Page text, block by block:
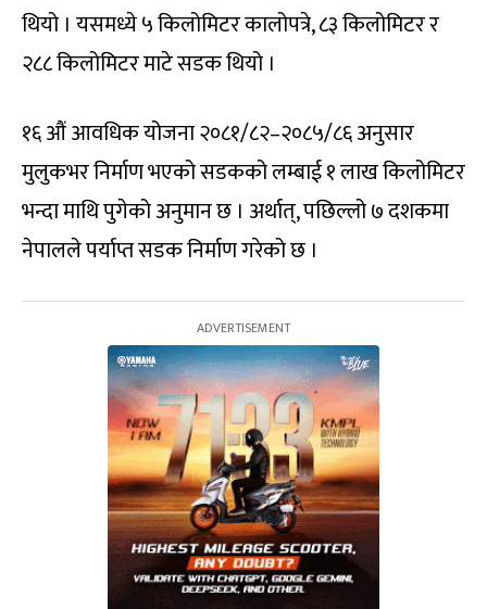
थियो । यसमध्ये ५ किलोमिटर कालोपत्रे, ८३ किलोमिटर र
२८८ किलोमिटर माटे सडक थियो ।
१६ औं आवधिक योजना २०८१/८२–२०८५/८६ अनुसार
मुलुकभर निर्माण भएको सडकको लम्बाई १ लाख किलोमिटर
भन्दा माथि पुगेको अनुमान छ । अर्थात्, पछिल्लो ७ दशकमा
नेपालले पर्याप्त सडक निर्माण गरेको छ ।